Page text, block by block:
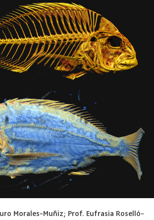
Morales-Muñiz; Prof. Eufrasia Roselló-